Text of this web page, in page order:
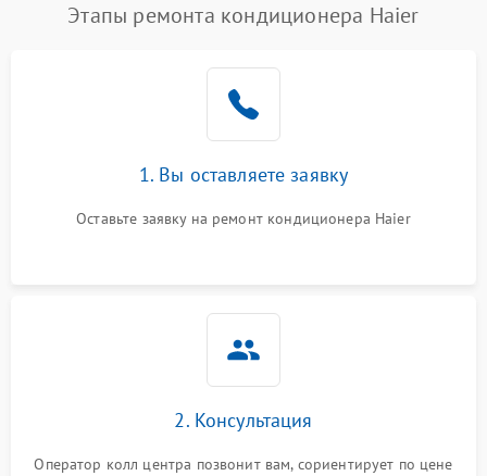
Этапы ремонта кондиционера Haier
1. Вы оставляете заявку
Оставьте заявку на ремонт кондиционера Haier
2. Консультация
Оператор колл центра позвонит вам, сориентирует по цене